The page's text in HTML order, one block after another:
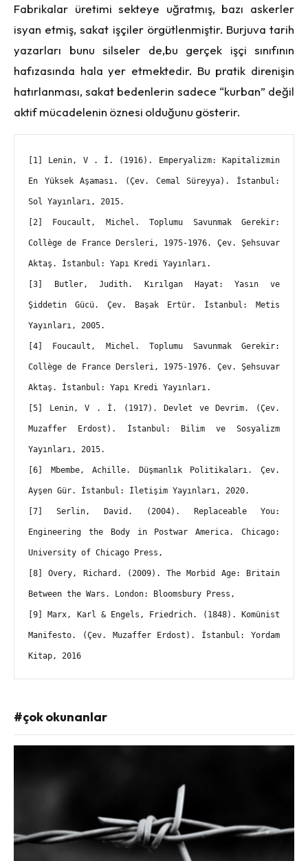
Fabrikalar üretimi sekteye uğratmış, bazı askerler
isyan etmiş, sakat işçiler örgütlenmiştir. Burjuva tarih
yazarları bunu silseler de,bu gerçek işçi sınıfının
hafızasında hala yer etmektedir. Bu pratik direnişin
hatırlanması, sakat bedenlerin sadece “kurban” değil
aktif mücadelenin öznesi olduğunu gösterir.
[1] Lenin, V . İ. (1916). Emperyalizm: Kapitalizmin
En Yüksek Aşaması. (Çev. Cemal Süreyya). İstanbul:
Sol Yayınları, 2015.
[2] Foucault, Michel. Toplumu Savunmak Gerekir:
Collège de France Dersleri, 1975-1976. Çev. Şehsuvar
Aktaş. İstanbul: Yapı Kredi Yayınları.
[3] Butler, Judith. Kırılgan Hayat: Yasın ve
Şiddetin Gücü. Çev. Başak Ertür. İstanbul: Metis
Yayınları, 2005.
[4] Foucault, Michel. Toplumu Savunmak Gerekir:
Collège de France Dersleri, 1975-1976. Çev. Şehsuvar
Aktaş. İstanbul: Yapı Kredi Yayınları.
[5] Lenin, V . İ. (1917). Devlet ve Devrim. (Çev.
Muzaffer Erdost). İstanbul: Bilim ve Sosyalizm
Yayınları, 2015.
[6] Mbembe, Achille. Düşmanlık Politikaları. Çev.
Ayşen Gür. İstanbul: İletişim Yayınları, 2020.
[7] Serlin, David. (2004). Replaceable You:
Engineering the Body in Postwar America. Chicago:
University of Chicago Press,
[8] Overy, Richard. (2009). The Morbid Age: Britain
Between the Wars. London: Bloomsbury Press,
[9] Marx, Karl & Engels, Friedrich. (1848). Komünist
Manifesto. (Çev. Muzaffer Erdost). İstanbul: Yordam
Kitap, 2016
#çok okunanlar